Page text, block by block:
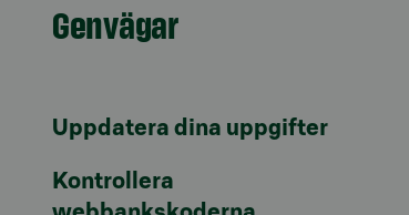
Genvägar
Uppdatera dina uppgifter
Kontrollera